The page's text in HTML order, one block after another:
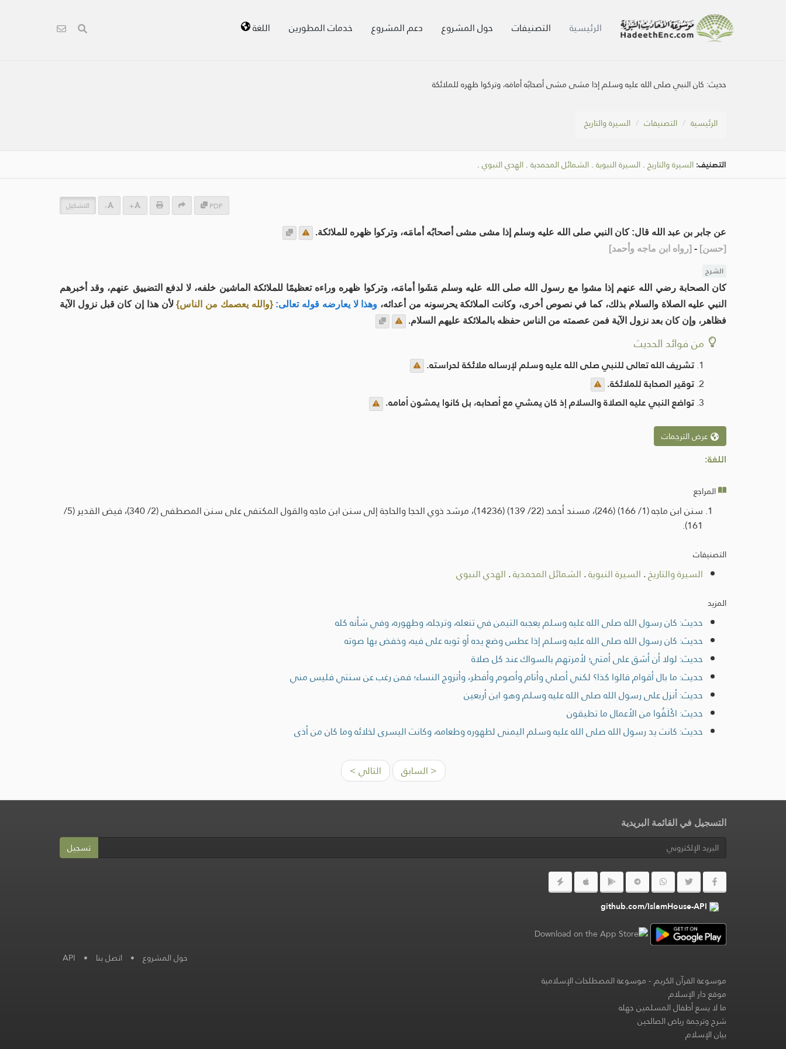
الرئيسية التصنيفات حول المشروع دعم المشروع خدمات المطورين اللغة
حديث: كان النبي صلى الله عليه وسلم إذا مشى مشى أصحابُه أمامَه، وتركوا ظهره للملائكة
الرئيسية التصنيفات السيرة والتاريخ
التصنيف: السيرة والتاريخ . السيرة النبوية . الشمائل المحمدية . الهدي النبوي .
PDF
+
- التشكيل
عن جابر بن عبد الله قال: كان النبي صلى الله عليه وسلم إذا مشى مشى أصحابُه أمامَه، وتركوا ظهره للملائكة.
[حسن]
-
[رواه ابن ماجه وأحمد]
الشرح
كان الصحابة رضي الله عنهم إذا مشوا مع رسول الله صلى الله عليه وسلم مَشَوا أمامَه، وتركوا ظهره وراءه تعظيمًا للملائكة الماشين خلفه، لا لدفع التضييق عنهم، وقد أخبرهم
النبي عليه الصلاة والسلام بذلك، كما في نصوص أخرى، وكانت الملائكة يحرسونه من أعدائه، وهذا لا يعارضه قوله تعالى: {والله يعصمك من الناس}لأن هذا إن كان قبل نزول الآية
فظاهر، وإن كان بعد نزول الآية فمن عصمته من الناس حفظه بالملائكة عليهم السلام.
من فوائد الحديث
تشريف الله تعالى للنبي صلى الله عليه وسلم لإرساله ملائكة لحراسته.
توقير الصحابة للملائكة.
تواضع النبي عليه الصلاة والسلام إذ كان يمشي مع أصحابه، بل كانوا يمشون أمامه.
عرض الترجمات
اللغة:
المراجع
سنن ابن ماجه (1/ 166) (246)، مسند أحمد (22/ 139) (14236)، مرشد ذوي الحجا والحاجة إلى سنن ابن ماجه والقول المكتفى على سنن المصطفى (2/ 340)، فيض القدير (5/
161).
التصنيفات
السيرة والتاريخ. السيرة النبوية. الشمائل المحمدية. الهدي النبوي
المزيد
حديث: كان رسول الله صلى الله عليه وسلم يعجبه التيمن في تنعله، وترجله، وطهوره، وفي شأنه كله
حديث: كان رسول الله صلى الله عليه وسلم إذا عطس وضع يده أو ثوبه على فيه، وخفض بها صوته
حديث: لولا أن أشق على أمتي؛ لأمرتهم بالسواك عند كل صلاة
حديث: ما بال أقوام قالوا كذا؟ لكني أصلي وأنام وأصوم وأفطر، وأتزوج النساء؛ فمن رغب عن سنتي فليس مني
حديث: أنزل على رسول الله صلى الله عليه وسلم وهو ابن أربعين
حديث: اكْلَفُوا من الأعمال ما تطيقون
حديث: كانت يد رسول الله صلى الله عليه وسلم اليمنى لطهوره وطعامه، وكانت اليسرى لخلائه وما كان من أذى
< السابق التالي >
التسجيل في القائمة البريدية
تسجيل
github.com/IslamHouse-API
حول المشروع • اتصل بنا •
API
موسوعة القرآن الكريم-موسوعة المصطلحات الإسلامية
موقع دار الإسلام
ما لا يسع أطفال المسلمين جهله
شرح وترجمة رياض الصالحين
بيان الإسلام